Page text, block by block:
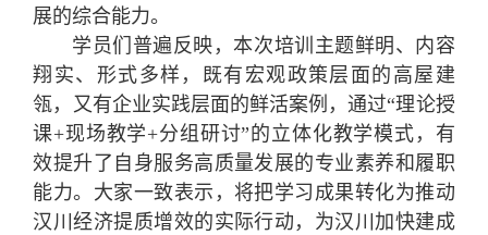
展的综合能力。
学员们普遍反映，本次培训主题鲜明、内容
翔实、形式多样，既有宏观政策层面的高屋建
瓴，又有企业实践层面的鲜活案例，通过“理论授
课+现场教学+分组研讨”的立体化教学模式，有
效提升了自身服务高质量发展的专业素养和履职
能力。大家一致表示，将把学习成果转化为推动
汉川经济提质增效的实际行动，为汉川加快建成